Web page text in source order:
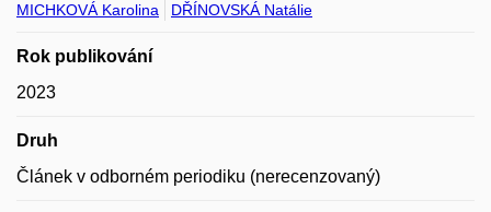
MICHKOVÁ Karolina DŘÍNOVSKÁ Natálie
Rok publikování
2023
Druh
Článek v odborném periodiku (nerecenzovaný)